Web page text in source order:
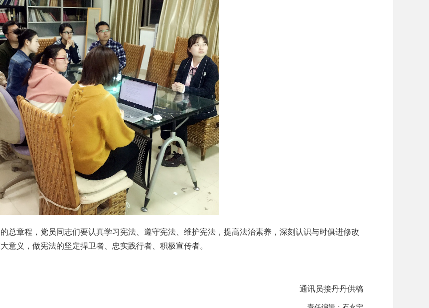
章程，党员同志们要认真学习宪法、遵守宪法、维护宪法，提高法治素养，深刻认识与时俱进修改
意义，做宪法的坚定捍卫者、忠实践行者、积极宣传者。
通讯员接丹丹供稿